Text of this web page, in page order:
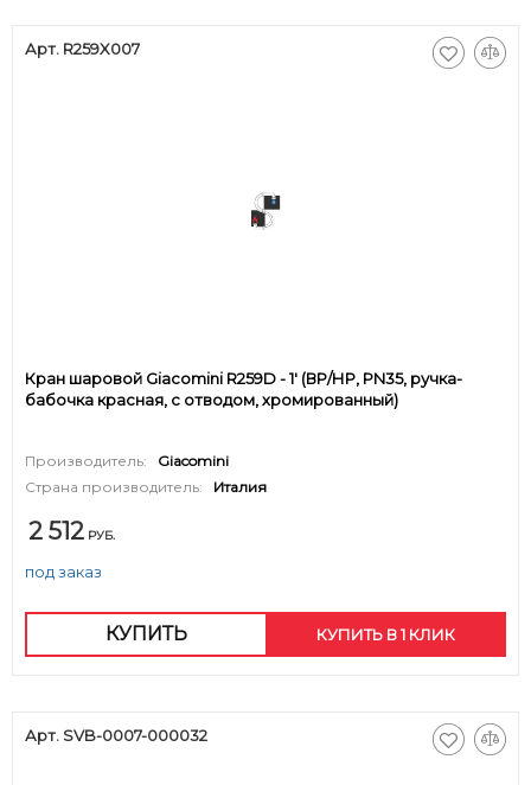
Арт. R259X007
Кран шаровой Giacomini R259D - 1' (ВР/НР, PN35, ручка-
бабочка красная, с отводом, хромированный)
Производитель:
Giacomini
Страна производитель:
Италия
2 512 РУБ.
под заказ
КУПИТЬ КУПИТЬ В 1 КЛИК
Арт. SVB-0007-000032